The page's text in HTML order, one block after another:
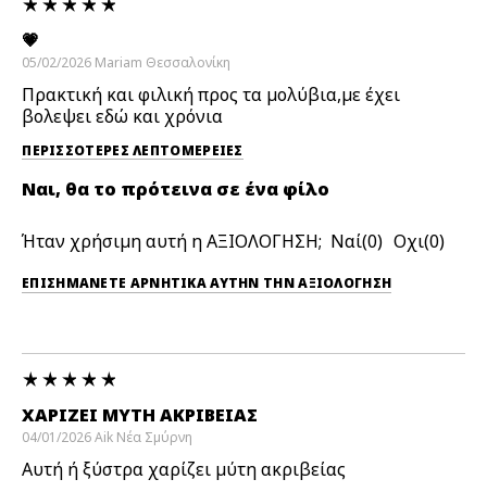
💗
05/02/2026 Mariam Θεσσαλονίκη
Πρακτική και φιλική προς τα μολύβια,με έχει
βολεψει εδώ και χρόνια
ΠΕΡΙΣΣΌΤΕΡΕΣ ΛΕΠΤΟΜΈΡΕΙΕΣ
Ναι, θα το πρότεινα σε ένα φίλο
Ήταν χρήσιμη αυτή η ΑΞΙΟΛΟΓΗΣΗ; 0 0
ΕΠΙΣΗΜΆΝΕΤΕ ΑΡΝΗΤΙΚΆ ΑΥΤΉΝ ΤΗΝ ΑΞΙΟΛΟΓΗΣΗ
ΧΑΡΊΖΕΙ ΜΎΤΗ ΑΚΡΙΒΕΙΑΣ
04/01/2026Aik Νέα Σμύρνη
Αυτή ή ξύστρα χαρίζει μύτη ακριβείας